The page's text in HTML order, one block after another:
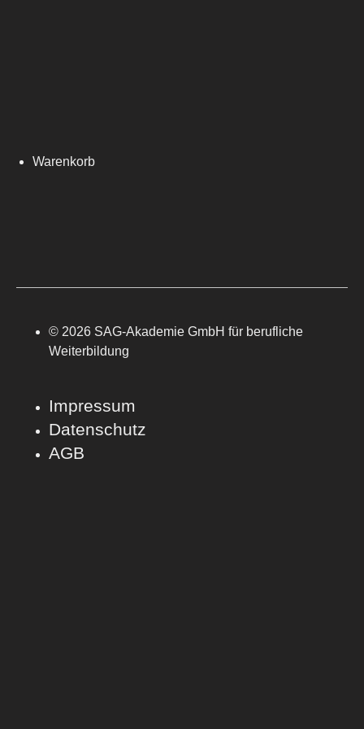
Warenkorb
© 2026 SAG-Akademie GmbH für berufliche
Weiterbildung
Impressum
Datenschutz
AGB